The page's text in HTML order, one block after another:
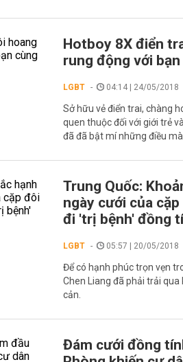
Hotboy 8X điển
rung động với
LGBT 04:14 | 24/05/2018
Sở hữu vẻ điển trai, chàng
quen thuộc đối với giới trẻ
đã đã bật mí những điều
Trung Quốc:
ngày cưới của
đi 'trị bệnh' đồng
LGBT 05:57 | 20/05/2018
Để có hạnh phúc trọn vẹn
Chen Liang đã phải trải
cản.
Đám cưới đồng